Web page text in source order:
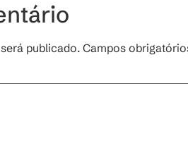
publicado. Campos